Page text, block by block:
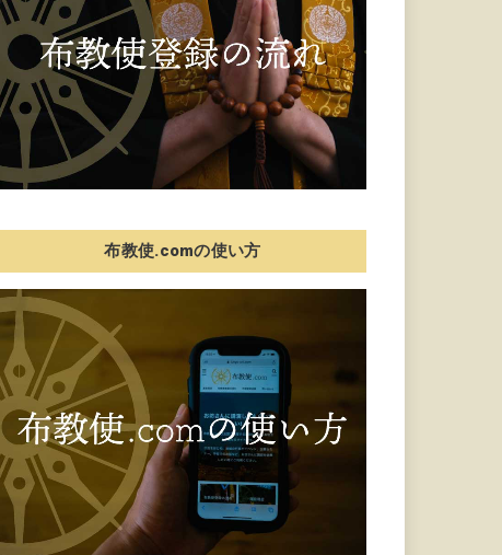
布教使.comの使い方